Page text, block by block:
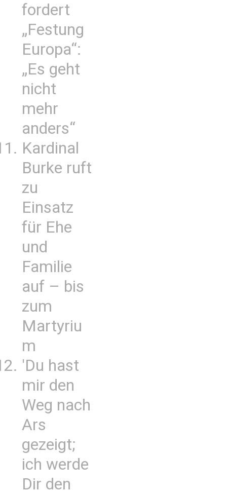
fordert
„Festung
Europa“:
„Es geht
nicht
mehr
anders“
Kardinal
Burke ruft
zu
Einsatz
für Ehe
und
Familie
auf – bis
zum
Martyriu
m
'Du hast
mir den
Weg nach
Ars
gezeigt;
ich werde
Dir den